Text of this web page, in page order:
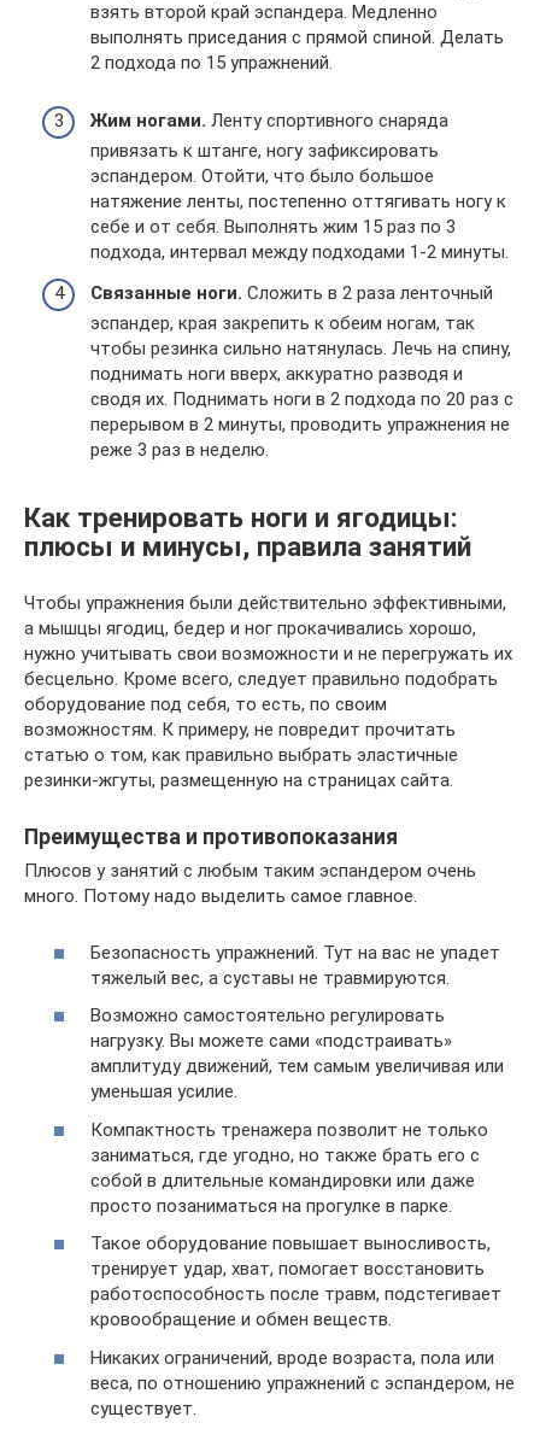
взять второй край эспандера. Медленно
выполнять приседания с прямой спиной. Делать
2 подхода по 15 упражнений.
Жим ногами. Ленту спортивного снаряда
привязать к штанге, ногу зафиксировать
эспандером. Отойти, что было большое
натяжение ленты, постепенно оттягивать ногу к
себе и от себя. Выполнять жим 15 раз по 3
подхода, интервал между подходами 1-2 минуты.
Связанные ноги. Сложить в 2 раза ленточный
эспандер, края закрепить к обеим ногам, так
чтобы резинка сильно натянулась. Лечь на спину,
поднимать ноги вверх, аккуратно разводя и
сводя их. Поднимать ноги в 2 подхода по 20 раз с
перерывом в 2 минуты, проводить упражнения не
реже 3 раз в неделю.
Как тренировать ноги и ягодицы:
плюсы и минусы, правила занятий
Чтобы упражнения были действительно эффективными,
а мышцы ягодиц, бедер и ног прокачивались хорошо,
нужно учитывать свои возможности и не перегружать их
бесцельно. Кроме всего, следует правильно подобрать
оборудование под себя, то есть, по своим
возможностям. К примеру, не повредит прочитать
статью о том, как правильно выбрать эластичные
резинки-жгуты, размещенную на страницах сайта.
Преимущества и противопоказания
Плюсов у занятий с любым таким эспандером очень
много. Потому надо выделить самое главное.
Безопасность упражнений. Тут на вас не упадет
тяжелый вес, а суставы не травмируются.
Возможно самостоятельно регулировать
нагрузку. Вы можете сами «подстраивать»
амплитуду движений, тем самым увеличивая или
уменьшая усилие.
Компактность тренажера позволит не только
заниматься, где угодно, но также брать его с
собой в длительные командировки или даже
просто позаниматься на прогулке в парке.
Такое оборудование повышает выносливость,
тренирует удар, хват, помогает восстановить
работоспособность после травм, подстегивает
кровообращение и обмен веществ.
Никаких ограничений, вроде возраста, пола или
веса, по отношению упражнений с эспандером, не
существует.